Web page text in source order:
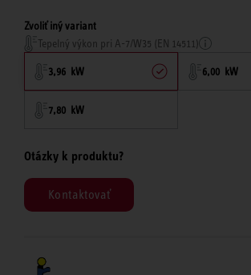
Zvoliť iný variant
Tepelný výkon pri A-7/W35 (EN 14511)
3,96 kW 6,00 kW
7,80 kW
Otázky k produktu?
Kontaktovať